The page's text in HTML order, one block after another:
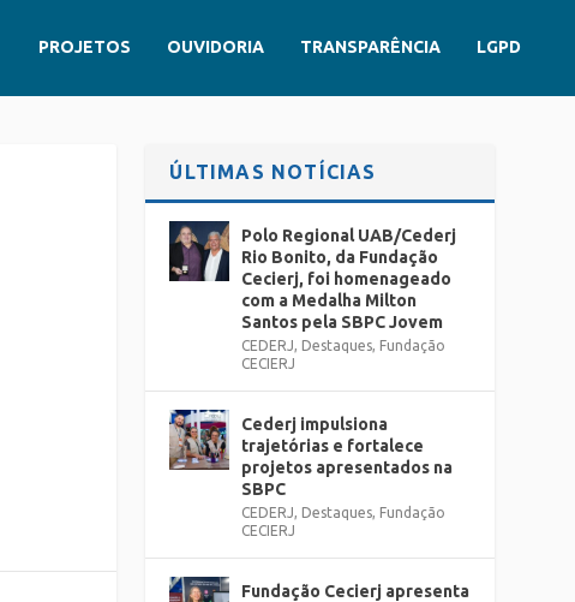
PROJETOS OUVIDORIA TRANSPARÊNCIA LGPD
ÚLTIMAS NOTÍCIAS
Polo Regional UAB/Cederj
Rio Bonito, da Fundação
Cecierj, foi homenageado
com a Medalha Milton
Santos pela SBPC Jovem
CEDERJ, Destaques, Fundação
CECIERJ
Cederj impulsiona
trajetórias e fortalece
projetos apresentados na
SBPC
CEDERJ, Destaques, Fundação
CECIERJ
Fundação Cecierj apresenta